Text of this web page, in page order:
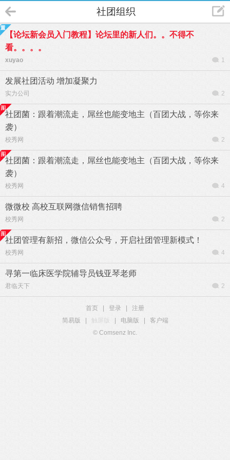
社团组织
【论坛新会员入门教程】论坛里的新人们。。不得不
看。。。。
xuyao 1
发展社团活动 增加凝聚力
实力公司 2
社团菌：跟着潮流走，屌丝也能变地主（百团大战，等你来
袭）
校秀网 2
社团菌：跟着潮流走，屌丝也能变地主（百团大战，等你来
袭）
校秀网 4
微微校 高校互联网微信销售招聘
校秀网 2
社团管理有新招，微信公众号，开启社团管理新模式！
校秀网 4
寻第一临床医学院辅导员钱亚琴老师
君临天下 2
首页 登录
注册
简易版
触屏版 电脑版
客户端
© Comsenz Inc.